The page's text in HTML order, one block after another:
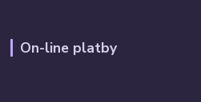
On-line platby